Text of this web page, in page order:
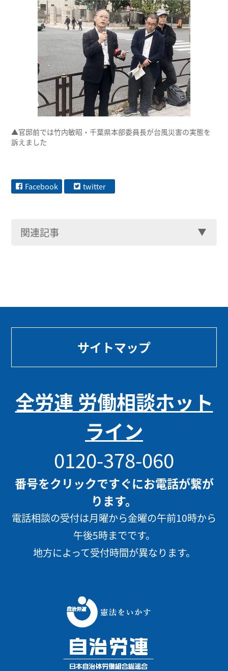
▲官邸前では竹内敏昭・千葉県本部委員長が台風災害の実態を
訴えました
Facebook twitter
関連記事
サイトマップ
全労連 労働相談ホット
ライン
0120-378-060
番号をクリックですぐにお電話が繋が
ります。
電話相談の受付は月曜から金曜の午前10時から
午後5時までです。
地方によって受付時間が異なります。